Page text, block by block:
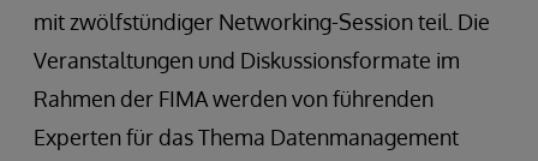
mit zwölfstündiger Networking-Session teil. Die
Veranstaltungen und Diskussionsformate im
Rahmen der FIMA werden von führenden
Experten für das Thema Datenmanagement